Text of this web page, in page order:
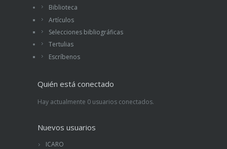
Biblioteca
Artículos
Selecciones bibliográficas
Tertulias
Escríbenos
Quién está conectado
Hay actualmente 0 usuarios conectados.
Nuevos usuarios
ICARO